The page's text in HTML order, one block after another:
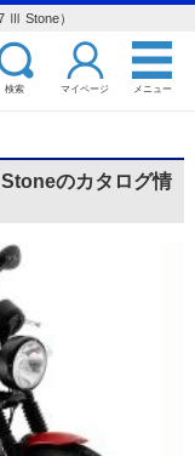
Ⅲ Stone）
検索 マイページ メニュー
のカタログ情